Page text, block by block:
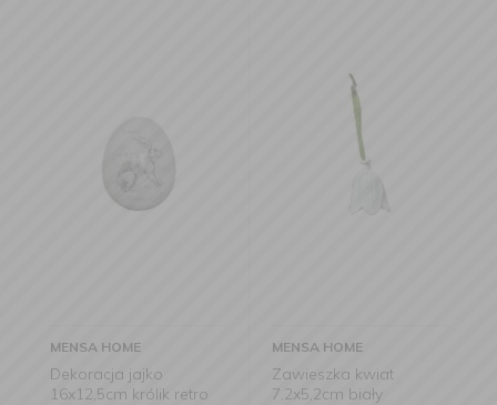
HOME
jajko
królik retro
MENSA HOME
Zawieszka kwiat
7,2x5,2cm biały